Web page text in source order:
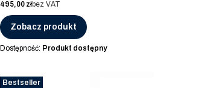
Cena
495,00 złbez VAT
Zobacz produkt
Dostępność: Produkt dostępny
Bestseller